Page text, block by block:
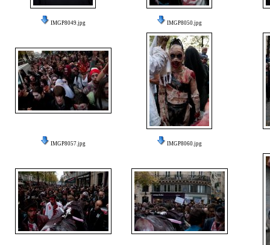
IMGP8049.jpg IMGP8050.jpg
IMGP8057.jpg IMGP8060.jpg